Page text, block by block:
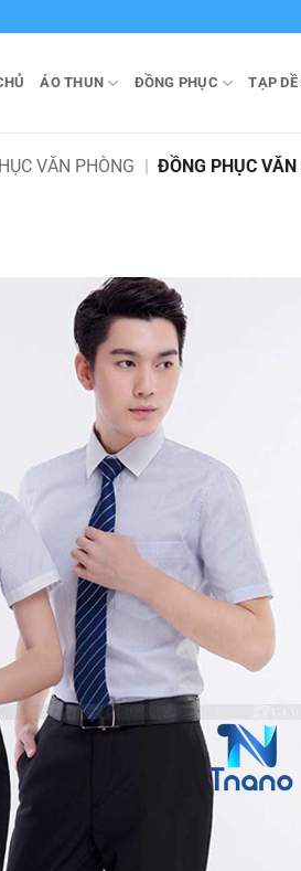
ÁO THUN ĐỒNG PHỤC TẠP
VĂN PHÒNG | ĐỒNG PHỤC